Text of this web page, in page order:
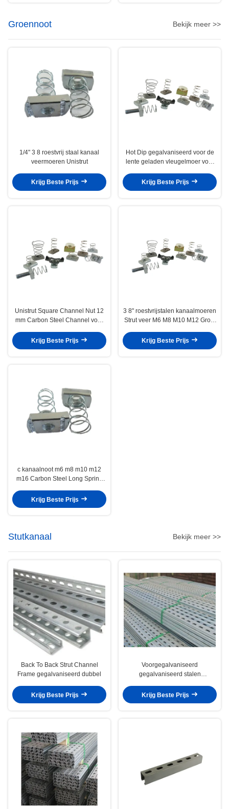
Groennoot Bekijk meer >>
1/4" 3 8 roestvrij staal kanaal
veermoeren Unistrut
Krijg Beste Prijs
Hot Dip gegalvaniseerd voor de
lente geladen vleugelmoer voor
1/4"
Krijg Beste Prijs
Unistrut Square Channel Nut 12
mm Carbon Steel Channel voor
Krijg Beste Prijs
3 8" roestvrijstalen kanaalmoeren
Strut veer M6 M8 M10 M12 Grote
Krijg Beste Prijs
c kanaalnoot m6 m8 m10 m12
m16 Carbon Steel Long Spring
Krijg Beste Prijs
Stutkanaal Bekijk meer >>
Back To Back Strut Channel
Frame gegalvaniseerd dubbel
Krijg Beste Prijs
Voorgegalvaniseerd
gegalvaniseerd stalen
geperforeerd C-vorm
Krijg Beste Prijs